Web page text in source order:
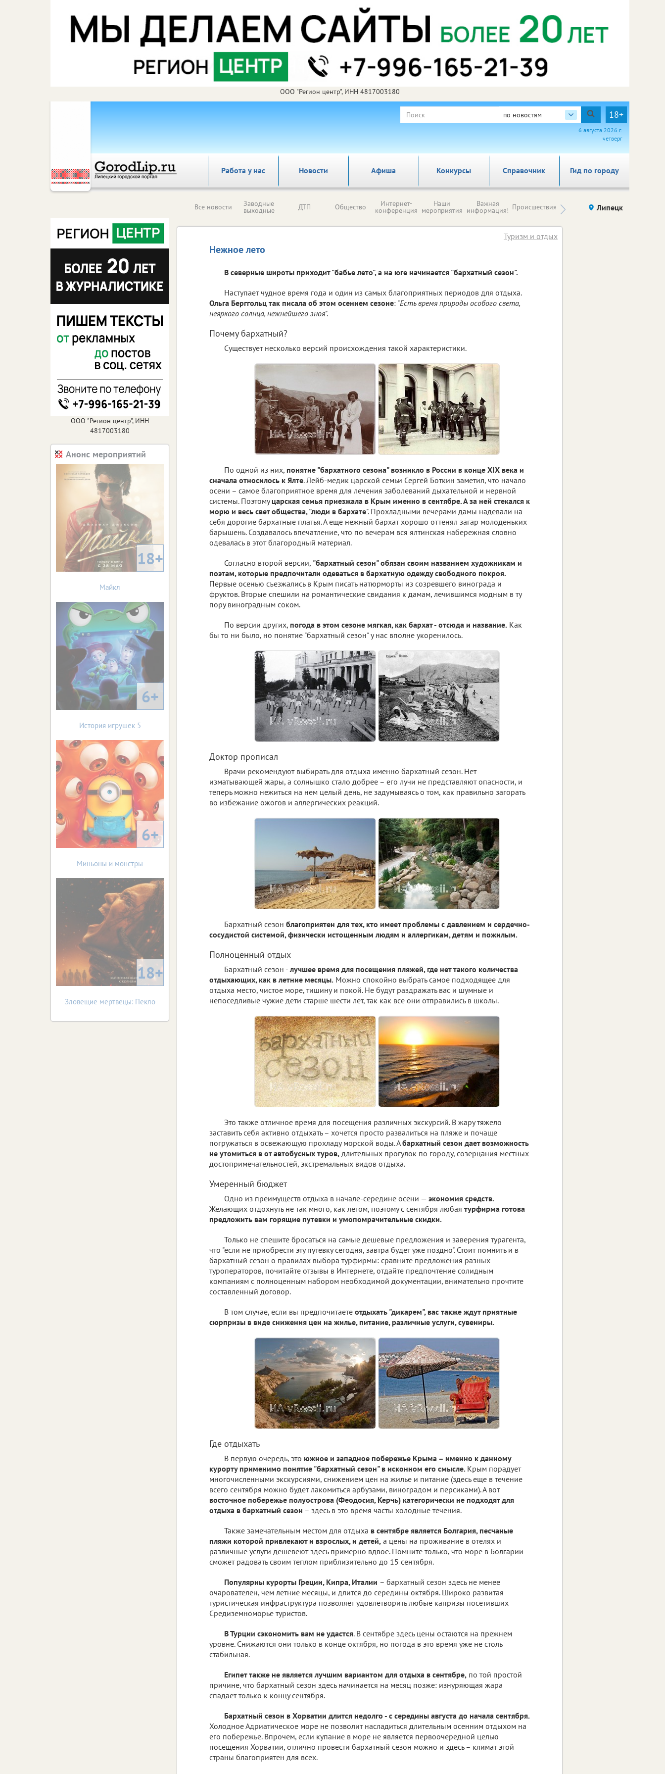
ООО "Регион центр", ИНН 4817003180
по новостям 18+
6 августа 2026 г.
четверг
Работа у нас Новости Афиша Справочник Гид по городу
Конкурсы
Все новости Заводные
выходные ДТП Общество Интернет-
конференция
Наши
мероприятия
Важная
информация! Происшествия Здоровье компаний (на
правах
Липецк
Нежное лето
Туризм и отдых
В северные широты приходит "бабье лето", а на юге начинается "бархатный сезон".
Наступает чудное время года и один из самых благоприятных периодов для отдыха.
Ольга Берггольц так писала об этом осеннем сезоне: "Есть время природы особого света,
неяркого солнца, нежнейшего зноя".
Почему бархатный?
Существует несколько версий происхождения такой характеристики.
По одной из них, понятие "бархатного сезона" возникло в России в конце XIX века и
сначала относилось к Ялте. Лейб-медик царской семьи Сергей Боткин заметил, что начало
осени – самое благоприятное время для лечения заболеваний дыхательной и нервной
системы. Поэтомуцарская семья приезжала в Крым именно в сентябре. А за ней стекался к
морю и весь свет общества, "люди в бархате". Прохладными вечерами дамы надевали на
себя дорогие бархатные платья. А еще нежный бархат хорошо оттенял загар молоденьких
барышень. Создавалось впечатление, что по вечерам вся ялтинская набережная словно
одевалась в этот благородный материал.
Согласно второй версии, "бархатный сезон" обязан своим названием художникам и
поэтам, которые предпочитали одеваться в бархатную одежду свободного покроя.
Первые осенью съезжались в Крым писать натюрморты из созревшего винограда и
фруктов. Вторые спешили на романтические свидания к дамам, лечившимся модным в ту
пору виноградным соком.
По версии других, погода в этом сезоне мягкая, как бархат - отсюда и название. Как
бы то ни было, но понятие "бархатный сезон" у нас вполне укоренилось.
Доктор прописал
Врачи рекомендуют выбирать для отдыха именно бархатный сезон. Нет
изматывающей жары, а солнышко стало добрее – его лучи не представляют опасности, и
теперь можно нежиться на нем целый день, не задумываясь о том, как правильно загорать
во избежание ожогов и аллергических реакций.
Бархатный сезон благоприятен для тех, кто имеет проблемы с давлением и сердечно-
сосудистой системой, физически истощенным людям и аллергикам, детям и пожилым.
Полноценный отдых
Бархатный сезон - лучшее время для посещения пляжей, где нет такого количества
отдыхающих, как в летние месяцы. Можно спокойно выбрать самое подходящее для
отдыха место, чистое море, тишину и покой. Не будут раздражать вас и шумные и
непоседливые чужие дети старше шести лет, так как все они отправились в школы.
Это также отличное время для посещения различных экскурсий. В жару тяжело
заставить себя активно отдыхать – хочется просто развалиться на пляже и почаще
погружаться в освежающую прохладу морской воды. Абархатный сезон дает возможность
не утомиться в от автобусных туров, длительных прогулок по городу, созерцания местных
достопримечательностей, экстремальных видов отдыха.
Умеренный бюджет
Одно из преимуществ отдыха в начале-середине осени — экономия средств.
Желающих отдохнуть не так много, как летом, поэтому с сентября любая турфирма готова
предложить вам горящие путевки и умопомрачительные скидки.
Только не спешите бросаться на самые дешевые предложения и заверения турагента,
что "если не приобрести эту путевку сегодня, завтра будет уже поздно". Стоит помнить и в
бархатный сезон о правилах выбора турфирмы: сравните предложения разных
туроператоров, почитайте отзывы в Интернете, отдайте предпочтение солидным
компаниям с полноценным набором необходимой документации, внимательно прочтите
составленный договор.
В том случае, если вы предпочитаете отдыхать "дикарем", вас также ждут приятные
сюрпризы в виде снижения цен на жилье, питание, различные услуги, сувениры.
Где отдыхать
В первую очередь, это южное и западное побережье Крыма – именно к данному
курорту применимо понятие "бархатный сезон" в исконном его смысле. Крым порадует
многочисленными экскурсиями, снижением цен на жилье и питание (здесь еще в течение
всего сентября можно будет лакомиться арбузами, виноградом и персиками). А вот
восточное побережье полуострова (Феодосия, Керчь) категорически не подходят для
отдыха в бархатный сезон – здесь в это время часты холодные течения.
Также замечательным местом для отдыха в сентябре является Болгария, песчаные
пляжи которой привлекают и взрослых, и детей, а цены на проживание в отелях и
различные услуги дешевеют здесь примерно вдвое. Помните только, что море в Болгарии
сможет радовать своим теплом приблизительно до 15 сентября.
Популярны курорты Греции, Кипра, Италии – бархатный сезон здесь не менее
очарователен, чем летние месяцы, и длится до середины октября. Широко развитая
туристическая инфраструктура позволяет удовлетворить любые капризы посетивших
Средиземноморье туристов.
В Турции сэкономить вам не удастся. В сентябре здесь цены остаются на прежнем
уровне. Снижаются они только в конце октября, но погода в это время уже не столь
стабильная.
Египет также не является лучшим вариантом для отдыха в сентябре, по той простой
причине, что бархатный сезон здесь начинается на месяц позже: изнуряющая жара
спадает только к концу сентября.
Бархатный сезон в Хорватии длится недолго - с середины августа до начала сентября.
Холодное Адриатическое море не позволит насладиться длительным осенним отдыхом на
его побережье. Впрочем, если купание в море не является первоочередной целью
посещения Хорватии, отлично провести бархатный сезон можно и здесь – климат этой
страны благоприятен для всех.
ООО "Регион центр", ИНН
4817003180
Анонс мероприятий
18+
Майкл
6+
История игрушек 5
6+
Миньоны и монстры
18+
Зловещие мертвецы: Пекло